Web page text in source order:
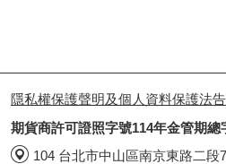
隱私權保護聲明及個人資料保護法
期貨商許可證照字號114年金管期總
104 台北市中山區南京東路二